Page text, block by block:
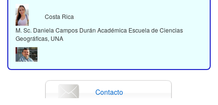
M. Sc. Daniela Campos Durán Académica Escuela de Ciencias
Geográficas, UNA
Costa Rica
Costa Rica Contacto